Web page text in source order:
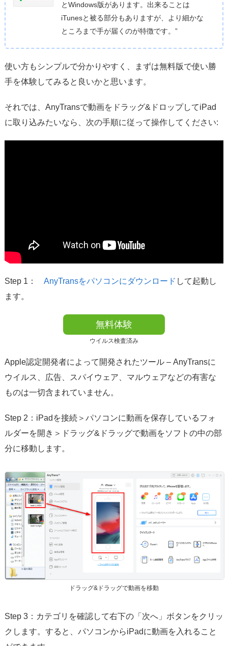
とWindows版があります。出来ることは
iTunesと被る部分もありますが、より細かな
ところまで手が届くのが特徴です。”
使い方もシンプルで分かりやすく、まずは無料版で使い勝
手を体験してみると良いかと思います。
それでは、AnyTransで動画をドラッグ&ドロップしてiPad
に取り込みたいなら、次の手順に従って操作してください:
Step 1： AnyTransをパソコンにダウンロード して起動し
ます。
無料体験
ウイルス検査済み
Apple認定開発者によって開発されたツール – AnyTransに
ウイルス、広告、スパイウェア、マルウェアなどの有害な
ものは一切含まれていません。
Step 2：iPadを接続＞パソコンに動画を保存しているフォ
ルダーを開き＞ドラッグ&ドラッグで動画をソフトの中の部
分に移動します。
ドラッグ&ドラッグで動画を移動
Step 3：カテゴリを確認して右下の「次へ」ボタンをクリッ
クします。すると、パソコンからiPadに動画を入れること